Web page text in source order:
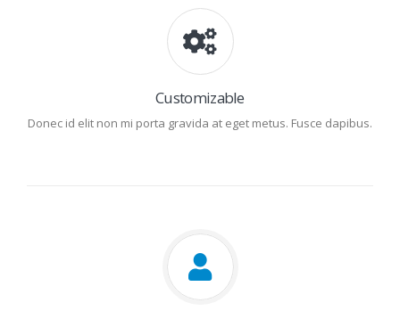
Customizable
Donec id elit non mi porta gravida at eget metus. Fusce dapibus.